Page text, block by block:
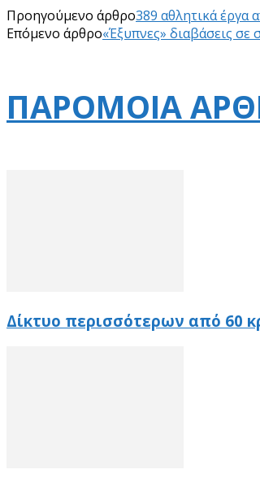
Προηγούμενο άρθρο389 αθλητικά έργα
Επόμενο άρθρο«Έξυπνες» διαβάσεις σε
ΠΑΡΟΜΟΙΑ
Δίκτυο περισσότερων από 60